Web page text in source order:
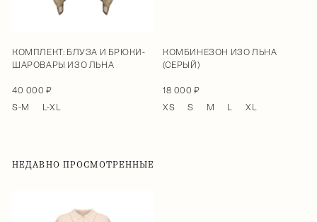
КОМПЛЕКТ: БЛУЗА И БРЮКИ-
ШАРОВАРЫ ИЗО ЛЬНА
40 000 ₽
S-M
L-XL
КОМБИНЕЗОН ИЗО ЛЬНА
(СЕРЫЙ)
18 000 ₽
XS
S M L XL
НЕДАВНО ПРОСМОТРЕННЫЕ